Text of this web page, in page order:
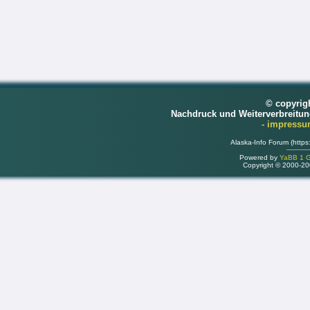
©
Nachdruck und
-
Alaska-Info Forum
Powered by YaBB 1
Copyright © 2000-